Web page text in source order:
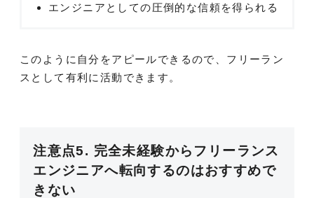
エンジニアとしての圧倒的な信頼を得られる
このように自分をアピールできるので、フリーラン
スとして有利に活動できます。
注意点5. 完全未経験からフリーランス
エンジニアへ転向するのはおすすめで
きない